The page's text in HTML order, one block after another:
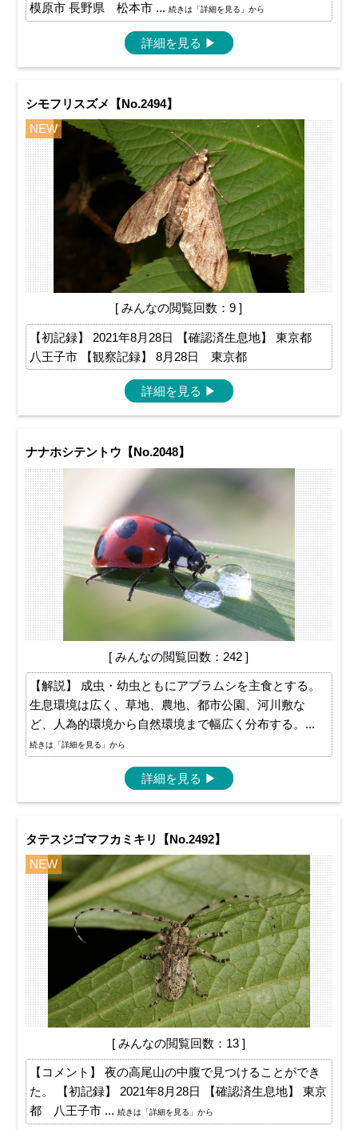
模原市 長野県 松本市 ... 続きは「詳細を見る」から
詳細を見る ▶
シモフリスズメ【No.2494】
NEW
[ みんなの閲覧回数：9 ]
【初記録】 2021年8月28日 【確認済生息地】 東京都
八王子市 【観察記録】 8月28日 東京都
詳細を見る ▶
ナナホシテントウ【No.2048】
[ みんなの閲覧回数：242 ]
【解説】 成虫・幼虫ともにアブラムシを主食とする。
生息環境は広く、草地、農地、都市公園、河川敷な
ど、人為的環境から自然環境まで幅広く分布する。...
続きは「詳細を見る」から
詳細を見る ▶
タテスジゴマフカミキリ【No.2492】
NEW
[ みんなの閲覧回数：13 ]
【コメント】 夜の高尾山の中腹で見つけることができ
た。 【初記録】 2021年8月28日 【確認済生息地】 東京
都 八王子市 ... 続きは「詳細を見る」から